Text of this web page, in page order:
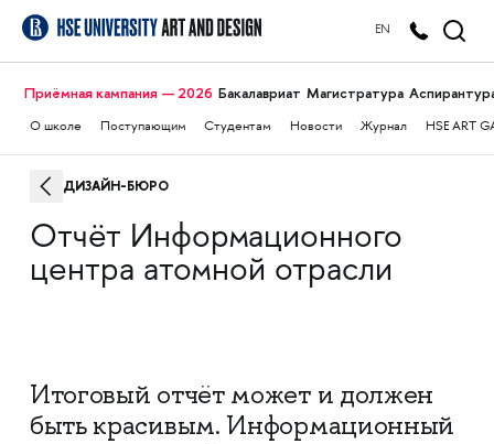
EN
Приёмная кампания — 2026 Бакалавриат Магистратура
О школе Поступающим Студентам Новости Журнал HSE ART
ДИЗАЙН-БЮРО
Отчёт Информационного
центра атомной отрасли
Итоговый отчёт может и должен
быть красивым. Информационный